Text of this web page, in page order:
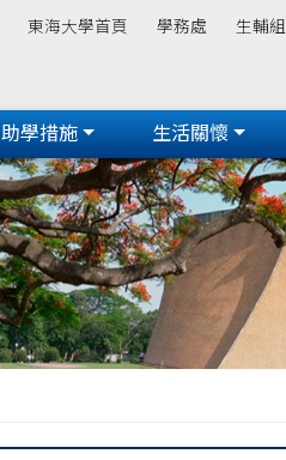
東海大學首頁 學務處 生輔組
助學措施 生活關懷